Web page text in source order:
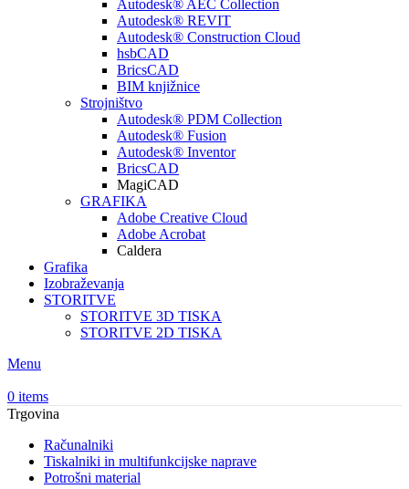
Autodesk® AEC Collection
Autodesk® REVIT
Autodesk® Construction Cloud
hsbCAD
BricsCAD
BIM knjižnice
Strojništvo
Autodesk® PDM Collection
Autodesk® Fusion
Autodesk® Inventor
BricsCAD
MagiCAD
GRAFIKA
Adobe Creative Cloud
Adobe Acrobat
Caldera
Grafika
Izobraževanja
STORITVE
STORITVE 3D TISKA
STORITVE 2D TISKA
Menu
0 items
Trgovina
Računalniki
Tiskalniki in multifunkcijske naprave
Potrošni material